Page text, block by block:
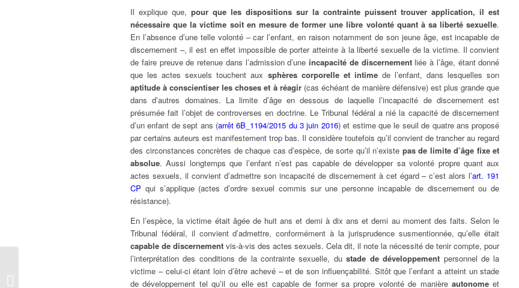
Il explique que, pour que les dispositions sur lacontrainte puissent trouver application, il est
nécessaire que la victime soit en mesure de former unelibre volonté quant à sa liberté sexuelle.
En l’absence d’une telle volonté – car l’enfant, en raison notamment de son jeune âge, est incapable de
discernement –, il est en effet impossible de porter atteinte à la liberté sexuelle de la victime. Il convient
de faire preuve de retenue dans l’admission d’uneincapacité de discernementliée à l’âge, étant donné
que les actes sexuels touchent aux sphères corporelle et intimede l’enfant, dans lesquelles son
aptitude à conscientiser les choses et à réagir (cas échéant de manière défensive) est plus grande que
dans d’autres domaines. La limite d’âge en dessous de laquelle l’incapacité de discernement est
présumée fait l’objet de controverses en doctrine. Le Tribunal fédéral a nié la capacité de discernement
d’un enfant de sept ans (arrêt 6B_1194/2015 du 3 juin 2016) et estime que le seuil de quatre ans proposé
par certains auteurs est manifestement trop bas. Il considère toutefois qu’il convient de trancher au regard
des circonstances concrètes de chaque cas d’espèce, de sorte qu’il n’existe pas de limite d’âge fixe et
absolue. Aussi longtemps que l’enfant n’est pas capable de développer sa volonté propre quant aux
actes sexuels, il convient d’admettre son incapacité de discernement à cet égard – c’est alors l’art. 191
CP qui s’applique (actes d’ordre sexuel commis sur une personne incapable de discernement ou de
résistance).
En l’espèce, la victime était âgée de huit ans et demi à dix ans et demi au moment des faits. Selon le
Tribunal fédéral, il convient d’admettre, conformément à la jurisprudence susmentionnée, qu’elle était
capable de discernement vis-à-vis des actes sexuels. Cela dit, il note la nécessité de tenir compte, pour
l’interprétation des conditions de la contrainte sexuelle, dustade de développement personnel de la
victime – celui-ci étant loin d’être achevé – et de son influençabilité. Sitôt que l’enfant a atteint un stade
de développement tel qu’il ou elle est capable de former sa propre volonté de manière autonomeet